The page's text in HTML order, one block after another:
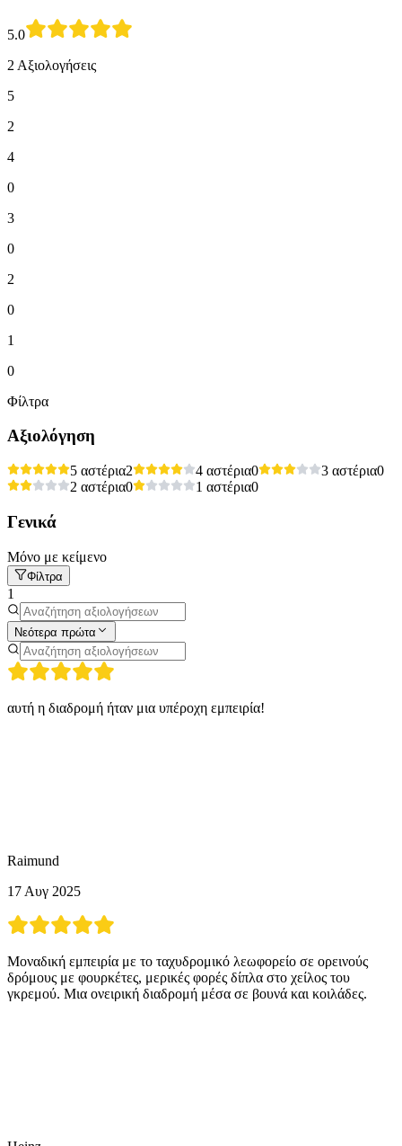
5.0
2 Αξιολογήσεις
5
2
4
0
3
0
2
0
1
0
Φίλτρα
Αξιολόγηση
5 αστέρια2 4 αστέρια0 3 αστέρια0
2 αστέρια0 1 αστέρια0
Γενικά
Μόνο με κείμενο
Φίλτρα
1
Νεότερα πρώτα
αυτή η διαδρομή ήταν μια υπέροχη εμπειρία!
Raimund
17 Αυγ 2025
Μοναδική εμπειρία με το ταχυδρομικό λεωφορείο σε ορεινούς
δρόμους με φουρκέτες, μερικές φορές δίπλα στο χείλος του
γκρεμού. Μια ονειρική διαδρομή μέσα σε βουνά και κοιλάδες.